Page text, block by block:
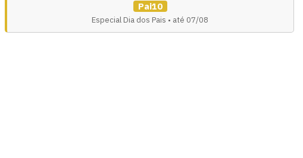
Pai10
Especial Dia dos Pais • até 07/08